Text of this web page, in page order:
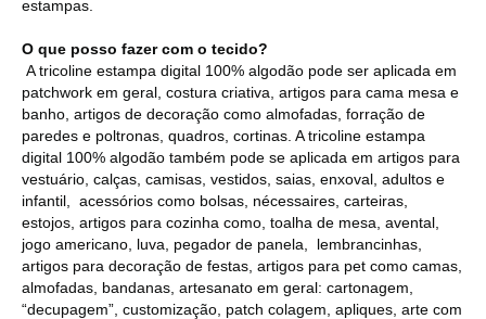
estampas.
O que posso fazer com o tecido?
A tricoline estampa digital 100% algodão pode ser aplicada em
patchwork em geral, costura criativa, artigos para cama mesa e
banho, artigos de decoração como almofadas, forração de
paredes e poltronas, quadros, cortinas. A tricoline estampa
digital 100% algodão também pode se aplicada em artigos para
vestuário, calças, camisas, vestidos, saias, enxoval, adultos e
infantil, acessórios como bolsas, nécessaires, carteiras,
estojos, artigos para cozinha como, toalha de mesa, avental,
jogo americano, luva, pegador de panela, lembrancinhas,
artigos para decoração de festas, artigos para pet como camas,
almofadas, bandanas, artesanato em geral: cartonagem,
“decupagem”, customização, patch colagem, apliques, arte com